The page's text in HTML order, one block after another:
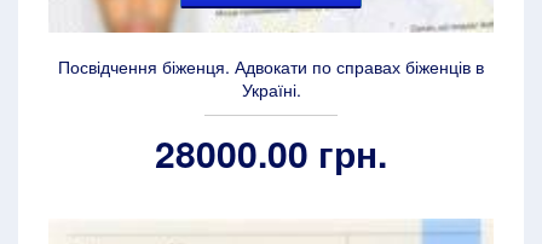
Посвідчення біженця. Адвокати по справах біженців в
Україні.
28000.00 грн.